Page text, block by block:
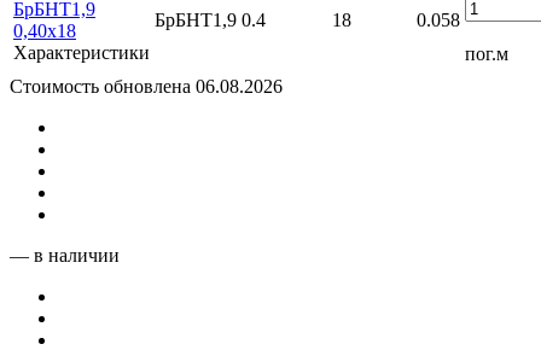
БрБНТ1,9
0,40х18
Характеристики
БрБНТ1,9 0.4 18
0.058
пог.м
Стоимость обновлена 06.08.2026
— в наличии